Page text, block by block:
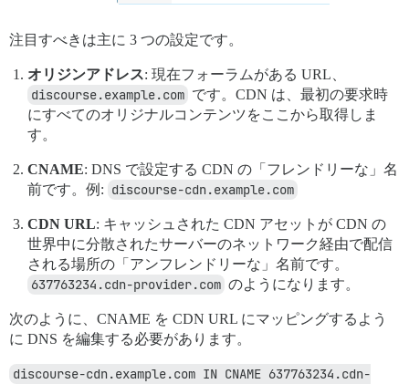
注目すべきは主に 3 つの設定です。
オリジンアドレス: 現在フォーラムがある URL、
discourse.example.com です。CDN は、最初の要求時
にすべてのオリジナルコンテンツをここから取得しま
す。
CNAME: DNS で設定する CDN の「フレンドリーな」名
前です。例: discourse-cdn.example.com
CDN URL: キャッシュされた CDN アセットが CDN の
世界中に分散されたサーバーのネットワーク経由で配信
される場所の「アンフレンドリーな」名前です。
637763234.cdn-provider.com のようになります。
次のように、CNAME を CDN URL にマッピングするよう
に DNS を編集する必要があります。
discourse-cdn.example.com IN CNAME 637763234.cdn-